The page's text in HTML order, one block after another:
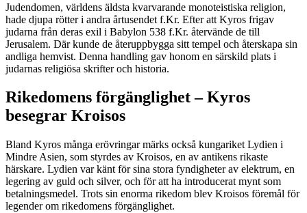
Judendomen, världens äldsta kvarvarande monoteistiska religion,
hade djupa rötter i andra årtusendet f.Kr. Efter att Kyros frigav
judarna från deras exil i Babylon 538 f.Kr. återvände de till
Jerusalem. Där kunde de återuppbygga sitt tempel och återskapa sin
andliga hemvist. Denna handling gav honom en särskild plats i
judarnas religiösa skrifter och historia.
Rikedomens förgänglighet – Kyros
besegrar Kroisos
Bland Kyros många erövringar märks också kungariket Lydien i
Mindre Asien, som styrdes av Kroisos, en av antikens rikaste
härskare. Lydien var känt för sina stora fyndigheter av elektrum, en
legering av guld och silver, och för att ha introducerat mynt som
betalningsmedel. Trots sin enorma rikedom blev Kroisos föremål för
legender om rikedomens förgänglighet.